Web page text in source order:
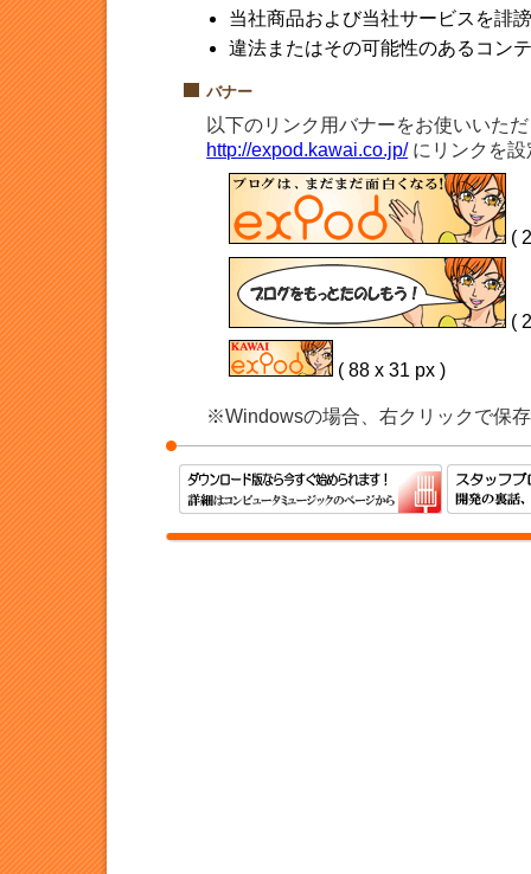
当社商品および当社サービスを誹
違法またはその可能性のあるコン
バナー
以下のリンク用バナーをお使いいた
http://expod.kawai.co.jp/にリンクを設
(
(
( 88 x 31 px )
※Windowsの場合、右クリックで保